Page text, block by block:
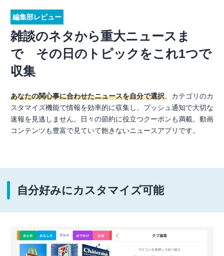
編集部レビュー
雑談のネタから重大ニュースま
で その日のトピックをこれ1つで
収集
あなたの関心事に合わせたニュースを自分で選択。カテゴリのカ
スタマイズ機能で情報を効率的に収集し、プッシュ通知で大切な
速報を見逃しません。日々の節約に役立つクーポンも満載。動画
コンテンツも豊富で見ていて飽きないニュースアプリです。
自分好みにカスタマイズ可能